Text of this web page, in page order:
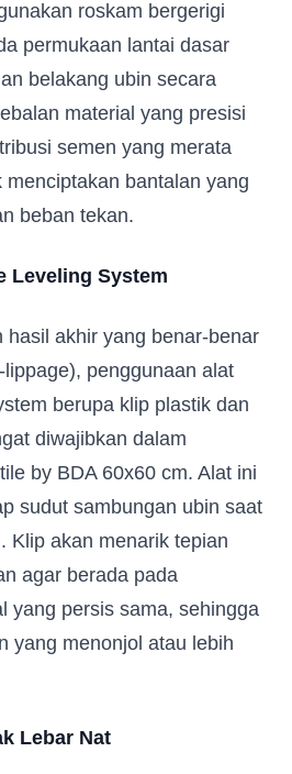
Submit
roskam bergerigi
permukaan lantai dasar
belakang ubin secara
material yang presisi
semen yang merata
bantalan yang
beban tekan.
Leveling System
hasil akhir yang benar-benar
penggunaan alat
berupa klip plastik dan
diwajibkan dalam
by BDA 60x60 cm. Alat ini
sudut sambungan ubin saat
Klip akan menarik tepian
agar berada pada
yang persis sama, sehingga
yang menonjol atau lebih
Lebar Nat